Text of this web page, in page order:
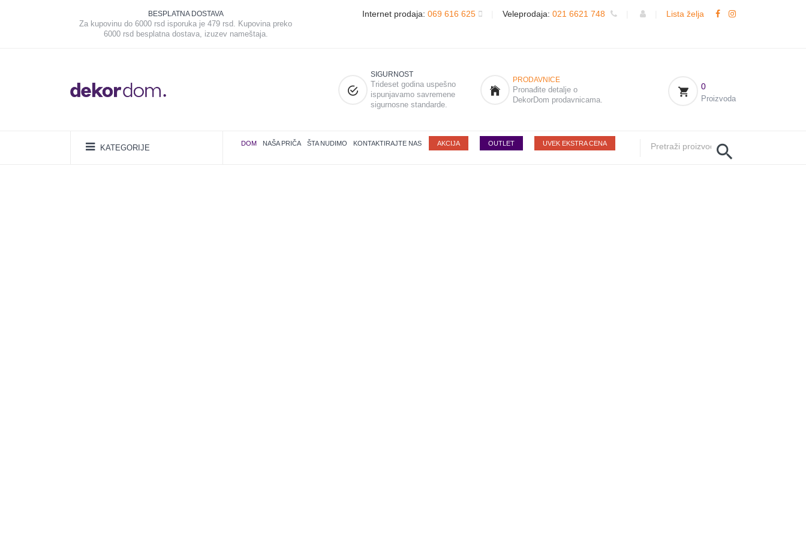
BESPLATNA DOSTAVA
Za kupovinu do 6000 rsd isporuka je 479 rsd. Kupovina preko
6000 rsd besplatna dostava, izuzev nameštaja.
Internet prodaja: 069 616 625 Veleprodaja: 021 6621 748 Lista želja
SIGURNOST
Trideset godina uspešno
ispunjavamo savremene
sigurnosne standarde.
PRODAVNICE
Pronađite detalje o
DekorDom prodavnicama.
0
Proizvoda
KATEGORIJE DOM NAŠA PRIČA ŠTA NUDIMO KONTAKTIRAJTE NAS AKCIJA OUTLET UVEK EKSTRA CENA